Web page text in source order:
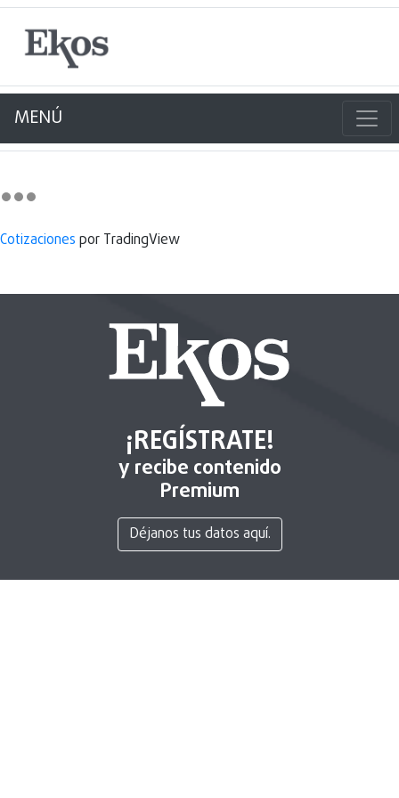
MENÚ
Cotizaciones por TradingView
¡REGÍSTRATE!
y recibe contenido
Premium
Déjanos tus datos aquí.